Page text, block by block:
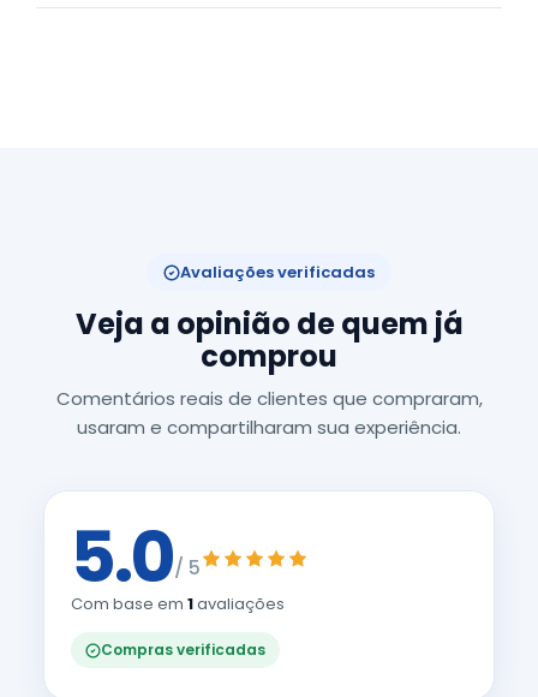
Avaliações verificadas
Veja a opinião de quem já
comprou
Comentários reais de clientes que compraram,
usaram e compartilharam sua experiência.
5.0/ 5
Com base em 1avaliações
Compras verificadas